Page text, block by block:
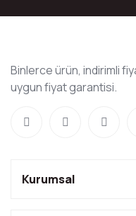
Binlerce ürün, indirimli
uygun fiyat garantisi.
Kurumsal